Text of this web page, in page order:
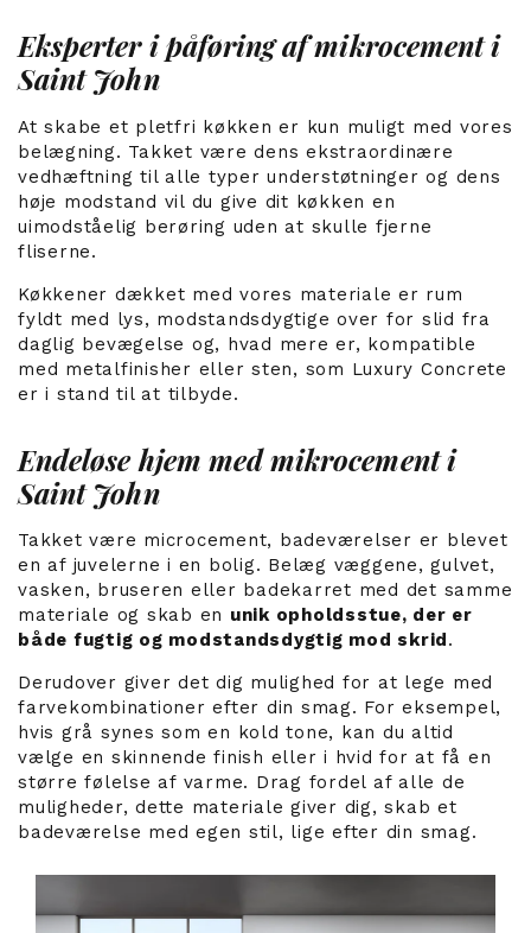
Eksperter i påføring af mikrocement i
Saint John
At skabe et pletfri køkken er kun muligt med vores
belægning. Takket være dens ekstraordinære
vedhæftning til alle typer understøtninger og dens
høje modstand vil du give dit køkken en
uimodståelig berøring uden at skulle fjerne
fliserne.
Køkkener dækket med vores materiale er rum
fyldt med lys, modstandsdygtige over for slid fra
daglig bevægelse og, hvad mere er, kompatible
med metalfinisher eller sten, som Luxury Concrete
er i stand til at tilbyde.
Endeløse hjem med mikrocement i
Saint John
Takket være microcement, badeværelser er blevet
en af juvelerne i en bolig. Belæg væggene, gulvet,
vasken, bruseren eller badekarret med det samme
materiale og skab en unik opholdsstue, der er
både fugtig og modstandsdygtig mod skrid .
Derudover giver det dig mulighed for at lege med
farvekombinationer efter din smag. For eksempel,
hvis grå synes som en kold tone, kan du altid
vælge en skinnende finish eller i hvid for at få en
større følelse af varme. Drag fordel af alle de
muligheder, dette materiale giver dig, skab et
badeværelse med egen stil, lige efter din smag.